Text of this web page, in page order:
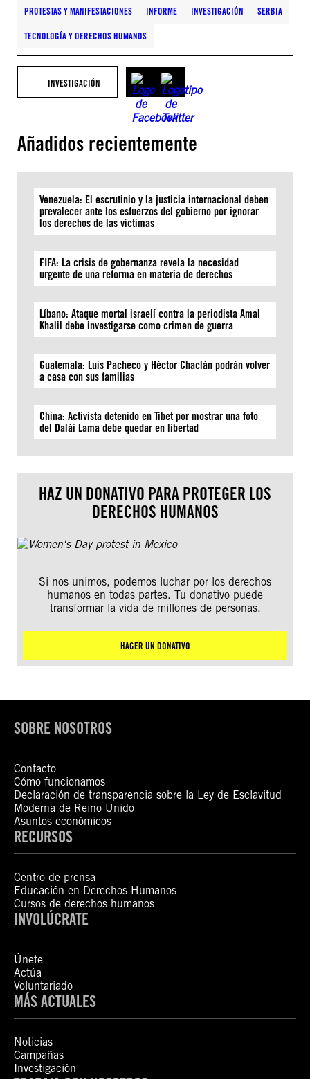
PROTESTAS Y MANIFESTACIONES INFORME INVESTIGACIÓN SERBIA
TECNOLOGÍA Y DERECHOS HUMANOS
INVESTIGACIÓN
Añadidos recientemente
Venezuela: El escrutinio y la justicia internacional deben
prevalecer ante los esfuerzos del gobierno por ignorar
los derechos de las víctimas
FIFA: La crisis de gobernanza revela la necesidad
urgente de una reforma en materia de derechos
Líbano: Ataque mortal israelí contra la periodista Amal
Khalil debe investigarse como crimen de guerra
Guatemala: Luis Pacheco y Héctor Chaclán podrán volver
a casa con sus familias
China: Activista detenido en Tíbet por mostrar una foto
del Dalái Lama debe quedar en libertad
HAZ UN DONATIVO PARA PROTEGER LOS
DERECHOS HUMANOS
Si nos unimos, podemos luchar por los derechos
humanos en todas partes. Tu donativo puede
transformar la vida de millones de personas.
HACER UN DONATIVO
SOBRE NOSOTROS
Contacto
Cómo funcionamos
Declaración de transparencia sobre la Ley de Esclavitud
Moderna de Reino Unido
Asuntos económicos
RECURSOS
Centro de prensa
Educación en Derechos Humanos
Cursos de derechos humanos
INVOLÚCRATE
Únete
Actúa
Voluntariado
MÁS ACTUALES
Noticias
Campañas
Investigación